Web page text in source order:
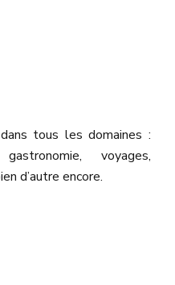
tous les domaines :
voyages,
d’autre encore.